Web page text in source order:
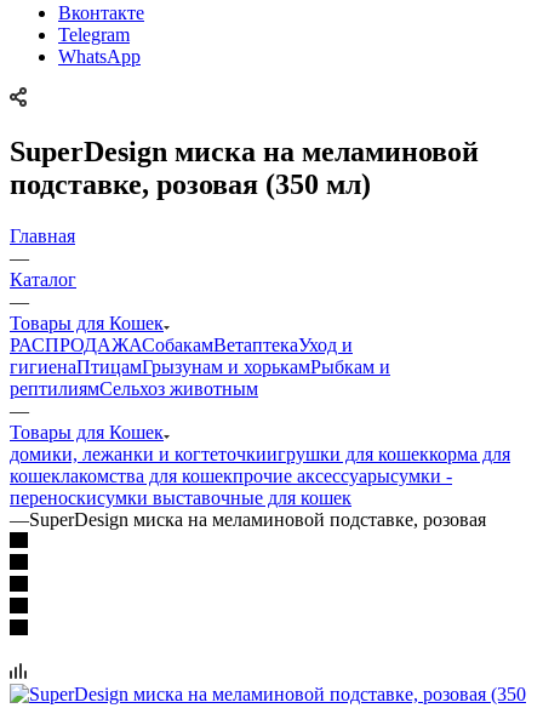
Вконтакте
Telegram
WhatsApp
SuperDesign миска на меламиновой
подставке, розовая (350 мл)
Главная
—
Каталог
—
Товары для Кошек
РАСПРОДАЖАСобакамВетаптекаУход и
гигиенаПтицамГрызунам и хорькамРыбкам и
рептилиямСельхоз животным
—
Товары для Кошек
домики, лежанки и когтеточкиигрушки для кошеккорма для
кошеклакомства для кошекпрочие аксессуарысумки -
переноскисумки выставочные для кошек
—SuperDesign миска на меламиновой подставке, розовая